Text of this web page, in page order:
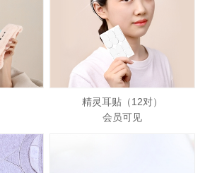
精灵耳贴（12对）
会员可见